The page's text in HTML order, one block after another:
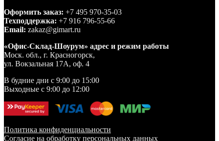
Оформить заказ: +7 495 970-35-03
Техподдержка: +7 916 796-55-66
Email: zakaz@gimart.ru
«Офис-Склад-Шоурум» адрес и режим работы
Моск. обл., г. Красногорск,
ул. Вокзальная 17А, оф. 4
В будние дни с 9:00 до 15:00
Выходные с 9:00 до 12:00
Политика конфиденциальности
Согласие на обработку персональных данных